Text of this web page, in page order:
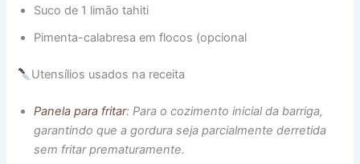
Suco de 1 limão tahiti
Pimenta-calabresa em flocos (opcional
Utensílios usados na receita
Panela para fritar: Para o cozimento inicial da barriga,
garantindo que a gordura seja parcialmente derretida
sem fritar prematuramente.